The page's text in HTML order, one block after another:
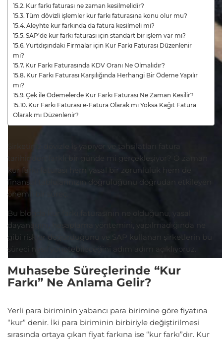
Kur farkı faturası ne zaman kesilmelidir?
Tüm dövizli işlemler kur farkı faturasına konu olur mu?
Aleyhte kur farkında da fatura kesilmeli mi?
SAP’de kur farkı faturası için standart bir işlem var mı?
Yurtdışındaki Firmalar için Kur Farkı Faturası Düzenlenir
mi?
Kur Farkı Faturasında KDV Oranı Ne Olmalıdır?
Kur Farkı Faturası Karşılığında Herhangi Bir Ödeme Yapılır
mı?
Çek ile Ödemelerde Kur Farkı Faturası Ne Zaman Kesilir?
Kur Farkı Faturası e-Fatura Olarak mı Yoksa Kağıt Fatura
Olarak mı Düzenlenir?
Şirketiniz dövizle iş yapıyor ve tahsilatları fatura
tarihinden farklı bir günde mi gerçekleşiyor? O zaman
kur farkı faturası hem yasal bir zorunluluk hem de
finansal tablolarınızın doğruluğunu doğrudan etkileyen
önemli bir süreç.
Bu blogda kur farkı faturasının ne olduğunu, yasal
dayanağını, hesaplama yöntemini, yapılmadığında ne
gibi riskler doğurduğunu ve SAP kullanan şirketlerin bu
süreci nasıl yönetebileceğini adım adım açıklıyoruz.
Muhasebe Süreçlerinde “Kur
Farkı” Ne Anlama Gelir?
Yerli para biriminin yabancı para birimine göre fiyatına
“kur” denir. İki para biriminin birbiriyle değiştirilmesi
sırasında ortaya çıkan fiyat farkına ise “kur farkı”dır. Kur